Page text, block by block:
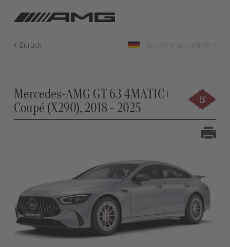
Zurück
Mercedes-AMG GT 63 4MATIC+
Coupé (X290), 2018 - 2025